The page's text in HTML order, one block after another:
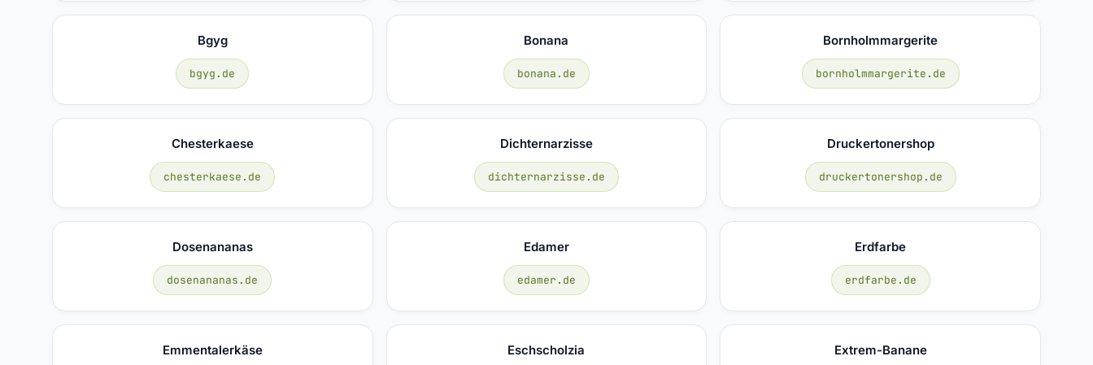
Bgyg
bgyg.de
Bonana
bonana.de
Bornholmmargerite
bornholmmargerite.de
Chesterkaese
chesterkaese.de
Dichternarzisse
dichternarzisse.de
Druckertonershop
druckertonershop.de
Dosenananas
dosenananas.de
Edamer
edamer.de
Erdfarbe
erdfarbe.de
Emmentalerkäse Eschscholzia Extrem-Banane